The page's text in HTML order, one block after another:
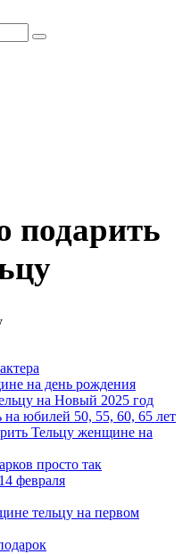
подарить
на день рождения
на Новый 2025 год
юбилей 50, 55, 60, 65 лет
Тельцу женщине на
просто так
февраля
тельцу на первом